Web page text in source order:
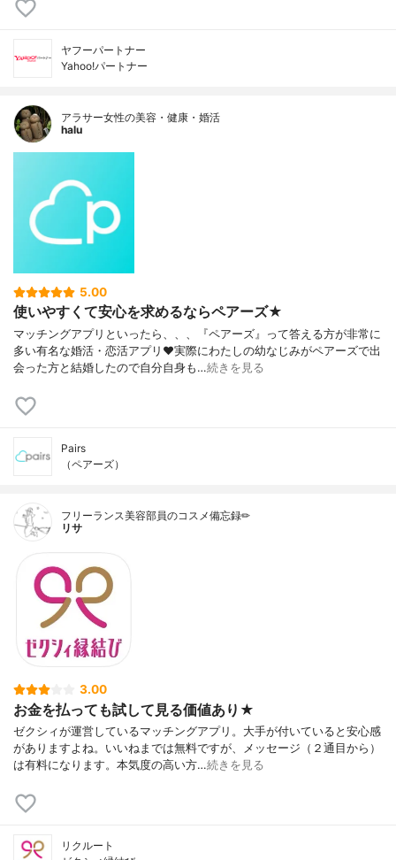
ヤフーパートナー
Yahoo!パートナー
アラサー女性の美容・健康・婚活
halu
5.00
使いやすくて安心を求めるならペアーズ★
マッチングアプリといったら、、、『ペアーズ』って答える方が非常に
多い有名な婚活・恋活アプリ❤実際にわたしの幼なじみがペアーズで出
会った方と結婚したので自分自身も…続きを見る
Pairs
（ペアーズ）
フリーランス美容部員のコスメ備忘録✏︎
リサ
3.00
お金を払っても試して見る価値あり★
ゼクシィが運営しているマッチングアプリ。大手が付いていると安心感
がありますよね。いいねまでは無料ですが、メッセージ（２通目から）
は有料になります。本気度の高い方…続きを見る
リクルート